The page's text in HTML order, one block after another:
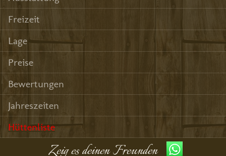
Freizeit
Lage
Preise
Bewertungen
Jahreszeiten
Hüttenliste
Zeig es deinen Freunden